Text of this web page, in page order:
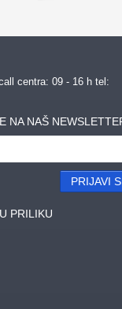
centra: 09 - 16 h tel:
NA NAŠ
PRIJAVI
PRILIKU